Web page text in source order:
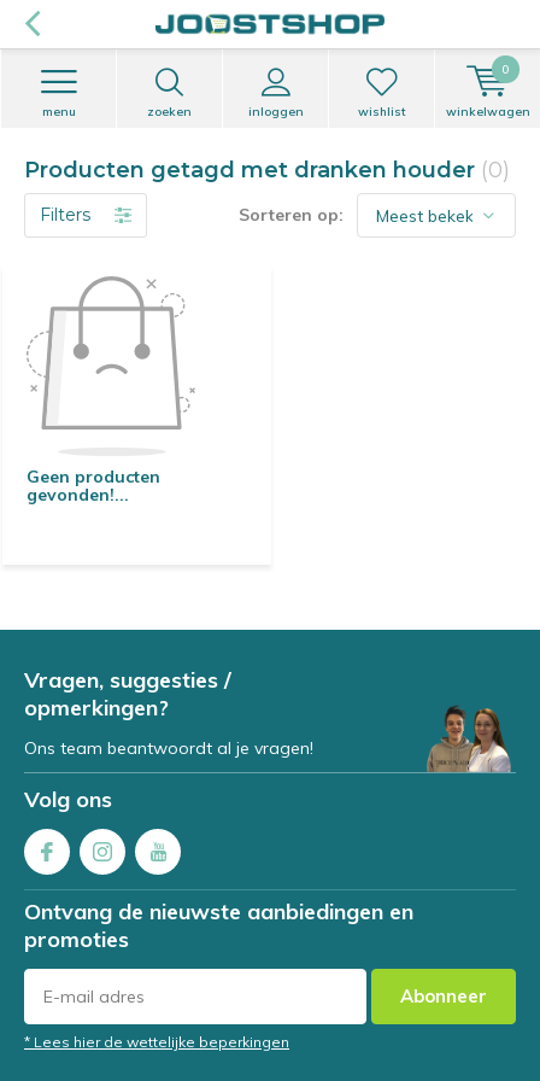
zoeken inloggen
menu wishlist winkelwagen
0
Producten getagd met dranken houder (0)
Filters Sorteren op:
Geen producten
gevonden!...
Vragen, suggesties /
opmerkingen?
Ons team beantwoordt al je vragen!
Volg ons
Ontvang de nieuwste aanbiedingen en
promoties
Abonneer
* Lees hier de wettelijke beperkingen